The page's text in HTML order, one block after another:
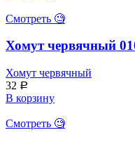
Смотреть 🧐
Хомут червячный
Хомут червячный
32 Р
В корзину
Смотреть 🧐